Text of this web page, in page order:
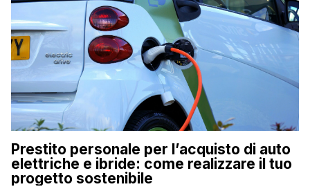
Prestito personale per l’acquisto di auto
elettriche e ibride: come realizzare il tuo
progetto sostenibile